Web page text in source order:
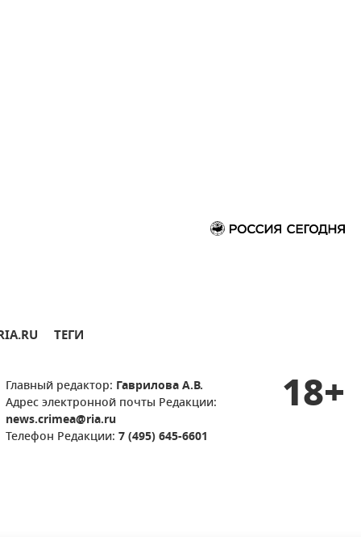
ТЕГИ
Главный редактор: Гаврилова А.В.
Адрес электронной почты Редакции:
news.crimea@ria.ru
Телефон Редакции: 7 (495) 645-6601
18+